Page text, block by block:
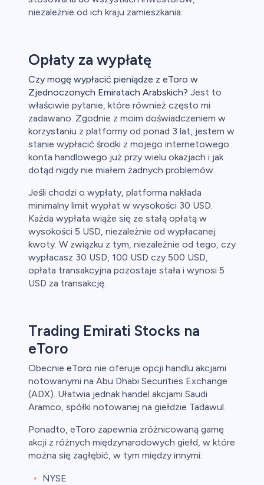
niezależnie od ich kraju zamieszkania.
Opłaty za wypłatę
Czy mogę wypłacić pieniądze z eToro w
Zjednoczonych Emiratach Arabskich? Jest to
właściwie pytanie, które również często mi
zadawano. Zgodnie z moim doświadczeniem w
korzystaniu z platformy od ponad 3 lat, jestem w
stanie wypłacić środki z mojego internetowego
konta handlowego już przy wielu okazjach i jak
dotąd nigdy nie miałem żadnych problemów.
Jeśli chodzi o wypłaty, platforma nakłada
minimalny limit wypłat w wysokości 30 USD.
Każda wypłata wiąże się ze stałą opłatą w
wysokości 5 USD, niezależnie od wypłacanej
kwoty. W związku z tym, niezależnie od tego, czy
wypłacasz 30 USD, 100 USD czy 500 USD,
opłata transakcyjna pozostaje stała i wynosi 5
USD za transakcję.
Trading Emirati Stocks na
eToro
Obecnie eToro nie oferuje opcji handlu akcjami
notowanymi na Abu Dhabi Securities Exchange
(ADX). Ułatwia jednak handel akcjami Saudi
Aramco, spółki notowanej na giełdzie Tadawul.
Ponadto, eToro zapewnia zróżnicowaną gamę
akcji z różnych międzynarodowych giełd, w które
można się zagłębić, w tym między innymi:
NYSE